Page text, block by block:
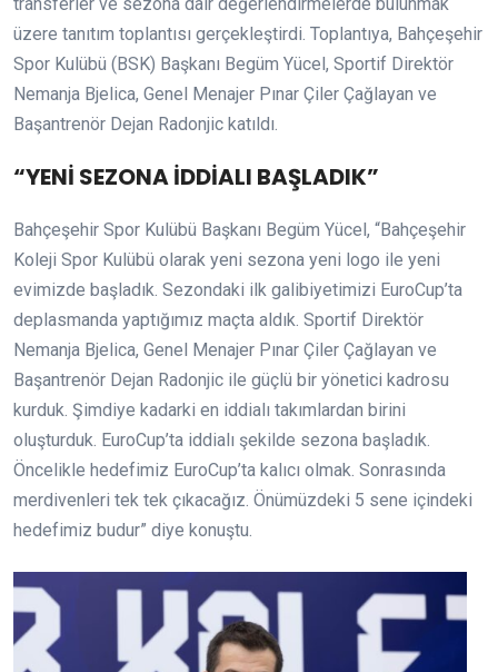
üzere tanıtım toplantısı gerçekleştirdi. Toplantıya, Bahçeşehir
Spor Kulübü (BSK) Başkanı Begüm Yücel, Sportif Direktör
Nemanja Bjelica, Genel Menajer Pınar Çiler Çağlayan ve
Başantrenör Dejan Radonjic katıldı.
“YENİ SEZONA İDDİALI BAŞLADIK”
Bahçeşehir Spor Kulübü Başkanı Begüm Yücel, “Bahçeşehir
Koleji Spor Kulübü olarak yeni sezona yeni logo ile yeni
evimizde başladık. Sezondaki ilk galibiyetimizi EuroCup’ta
deplasmanda yaptığımız maçta aldık. Sportif Direktör
Nemanja Bjelica, Genel Menajer Pınar Çiler Çağlayan ve
Başantrenör Dejan Radonjic ile güçlü bir yönetici kadrosu
kurduk. Şimdiye kadarki en iddialı takımlardan birini
oluşturduk. EuroCup’ta iddialı şekilde sezona başladık.
Öncelikle hedefimiz EuroCup’ta kalıcı olmak. Sonrasında
merdivenleri tek tek çıkacağız. Önümüzdeki 5 sene içindeki
hedefimiz budur” diye konuştu.